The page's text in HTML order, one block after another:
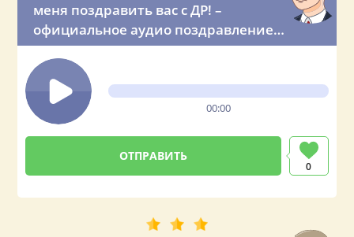
меня поздравить вас с ДР! –
официальное аудио поздравление
из Кремля
00:00
0